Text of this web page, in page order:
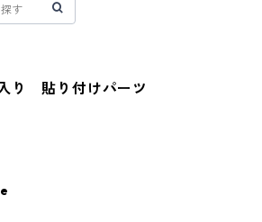
り 貼り付けパーツ